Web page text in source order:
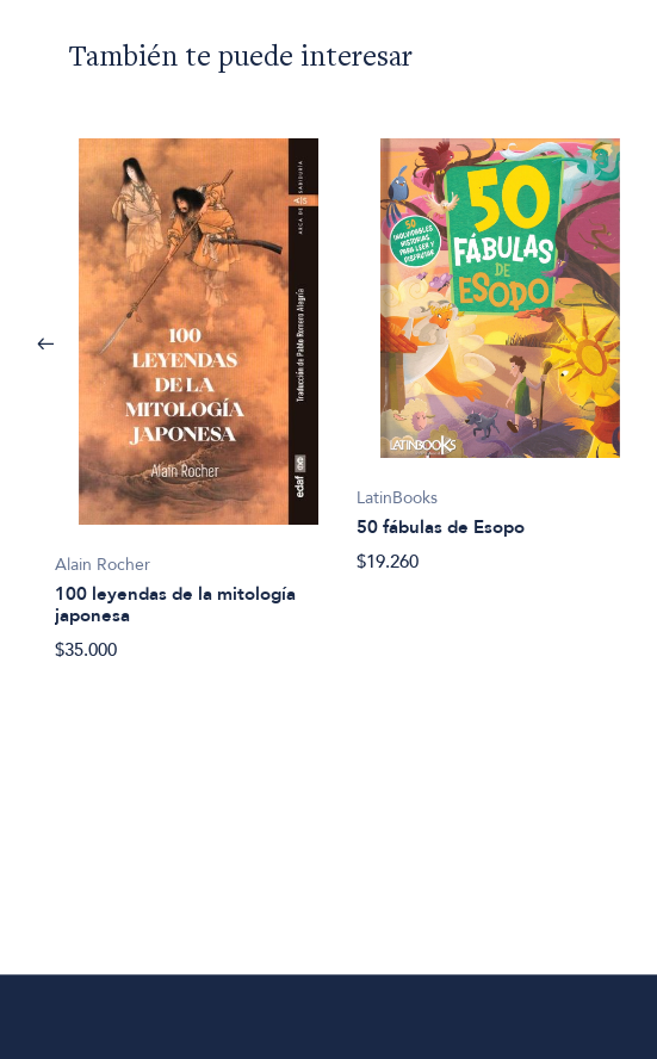
También te puede interesar
Alain Rocher
100 leyendas de la mitología
japonesa
$35.000
LatinBooks
50 fábulas de Esopo
$19.260